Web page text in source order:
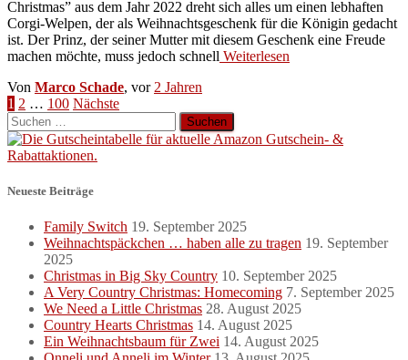
Christmas” aus dem Jahr 2022 dreht sich alles um einen lebhaften
Corgi-Welpen, der als Weihnachtsgeschenk für die Königin gedacht
ist. Der Prinz, der seiner Mutter mit diesem Geschenk eine Freude
machen möchte, muss jedoch schnell Weiterlesen
Von Marco Schade, vor 2 Jahren
Seitennummerierung
der
Beiträge
1 2 … 100 Nächste
Suchen
nach:
Neueste Beiträge
Family Switch 19. September 2025
Weihnachtspäckchen … haben alle zu tragen 19. September
2025
Christmas in Big Sky Country 10. September 2025
A Very Country Christmas: Homecoming 7. September 2025
We Need a Little Christmas 28. August 2025
Country Hearts Christmas 14. August 2025
Ein Weihnachtsbaum für Zwei 14. August 2025